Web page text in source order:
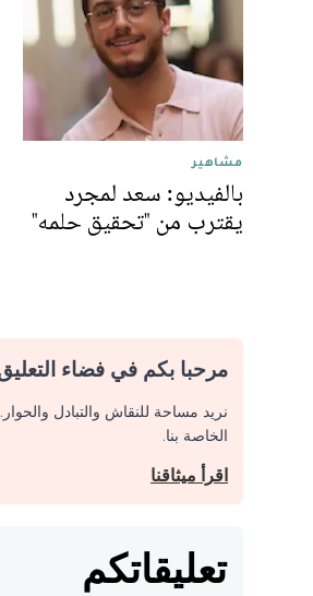
مشاهير
بالفيديو: سعد لمجرد
يقترب من "تحقيق حلمه"
مرحبا بكم في فضاء
نريد مساحة للنقاش والتبادل
الخاصة بنا.
اقرأ ميثاقنا
تعليقاتكم